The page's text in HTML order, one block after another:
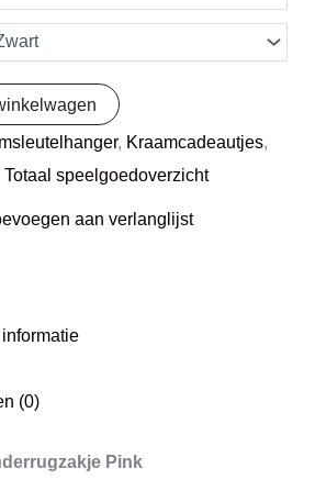
, Kraamcadeautjes
Totaal speelgoedoverzicht
aan verlanglijst
(0)
Pink